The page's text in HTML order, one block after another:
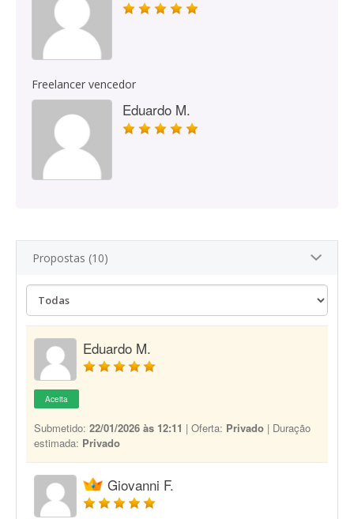
Freelancer vencedor
Eduardo M.
Propostas (10)
Eduardo M.
Aceita
Submetido: 22/01/2026 às 12:11 | Oferta: Privado | Duração
estimada: Privado
Giovanni F.